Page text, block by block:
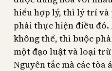
hiểu hợp lý, thì lý trí và
phải thực hiện điều đó.
không thể, thì buộc
một đạo luật và loại
Nguyên tắc mà các tòa